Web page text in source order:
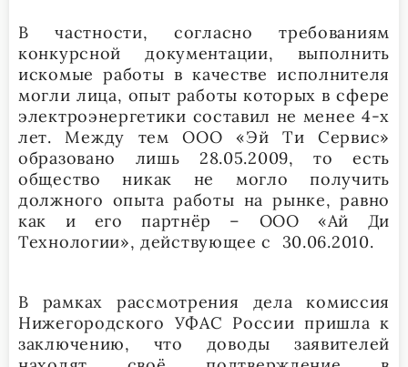
В частности, согласно требованиям
конкурсной документации, выполнить
искомые работы в качестве исполнителя
могли лица, опыт работы которых в сфере
электроэнергетики составил не менее 4-х
лет. Между тем ООО «Эй Ти Сервис»
образовано лишь 28.05.2009, то есть
общество никак не могло получить
должного опыта работы на рынке, равно
как и его партнёр – ООО «Ай Ди
Технологии», действующее с 30.06.2010.
В рамках рассмотрения дела комиссия
Нижегородского УФАС России пришла к
заключению, что доводы заявителей